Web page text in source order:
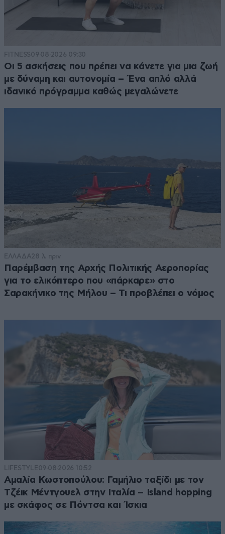
FITNESS09·08·2026 09:30
Οι 5 ασκήσεις που πρέπει να κάνετε για μια ζωή
με δύναμη και αυτονομία – Ένα απλό αλλά
ιδανικό πρόγραμμα καθώς μεγαλώνετε
ΕΛΛΑΔΑ28 λ. πριν
Παρέμβαση της Αρχής Πολιτικής Αεροπορίας
για το ελικόπτερο που «πάρκαρε» στο
Σαρακήνικο της Μήλου – Τι προβλέπει ο νόμος
LIFESTYLE09·08·2026 10:52
Αμαλία Κωστοπούλου: Γαμήλιο ταξίδι με τον
Τζέικ Μέντγουελ στην Ιταλία – Island hopping
με σκάφος σε Πόντσα και Ίσκια